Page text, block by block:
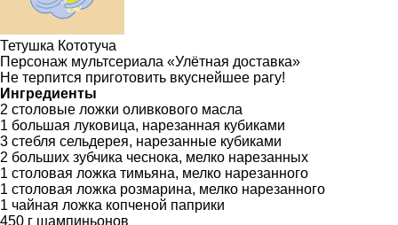
Тетушка Кототуча
Персонаж мультсериала «Улётная доставка»
Не терпится приготовить вкуснейшее рагу!
Ингредиенты
2 столовые ложки оливкового масла
1 большая луковица, нарезанная кубиками
3 стебля сельдерея, нарезанные кубиками
2 больших зубчика чеснока, мелко нарезанных
1 столовая ложка тимьяна, мелко нарезанного
1 столовая ложка розмарина, мелко нарезанного
1 чайная ложка копченой паприки
450 г шампиньонов